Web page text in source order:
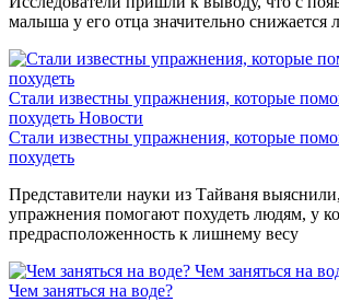
малыша у его отца значительно снижается
Стали известны упражнения, которые
похудеть Новости
Стали известны упражнения, которые
похудеть
Представители науки из Тайваня
упражнения помогают похудеть людям, у
предрасположенность к лишнему весу
Чем заняться на
Чем заняться на воде?